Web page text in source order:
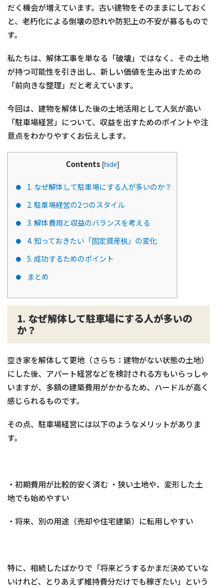
だく機会が増えています。古い建物をそのままにしておく
と、老朽化による倒壊の恐れや防犯上の不安が募るもので
す。
私たちは、解体工事を単なる「破壊」ではなく、その土地
が持つ可能性を引き出し、新しい価値を生み出すための
「前向きな整理」だと考えています。
今回は、建物を解体した後の土地活用として人気が高い
「駐車場経営」について、収益を出すためのポイントや注
意点をわかりやすくお伝えします。
Contents [hide]
1. なぜ解体して駐車場にする人が多いのか？
2. 駐車場経営の2つのスタイル
3. 解体費用と収益のバランスを考える
4. 知っておきたい「固定資産税」の変化
5. 成功するためのポイント
まとめ
1. なぜ解体して駐車場にする人が多いの
か？
空き家を解体して更地（さらち：建物がない状態の土地）
にした後、アパート経営などを検討される方もいらっしゃ
いますが、多額の建築費用がかかるため、ハードルが高く
感じられるものです。
その点、駐車場経営には以下のようなメリットがありま
す。
・初期費用が比較的安く済む ・狭い土地や、変形した土
地でも始めやすい
・将来、別の用途（売却や住宅建築）に転用しやすい
特に、相続したばかりで「将来どうするかまだ決めていな
いけれど、とりあえず維持費分だけでも稼ぎたい」という